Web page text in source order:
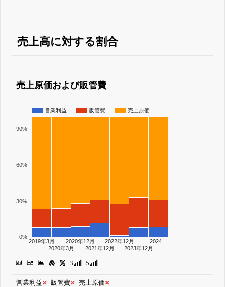
売上高に対する割合
売上原価および販管費
営業利益 販管費 売上原価
2019年3月
2020年3月
2020年12月
2021年12月
2022年12月
2023年12月
2024…
0%
30%
60%
90%
3 5
営業利益 販管費 売上原価